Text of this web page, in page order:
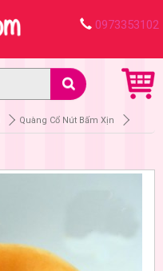
0973353102
Quàng Cổ Nút Bấm Xịn